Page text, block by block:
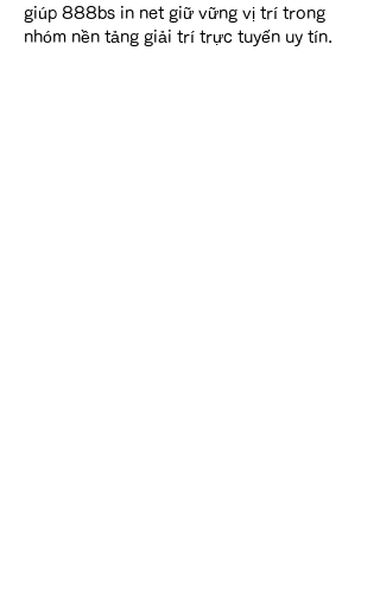
giúp 888bs in net giữ vững vị trí trong
nhóm nền tảng giải trí trực tuyến uy tín.